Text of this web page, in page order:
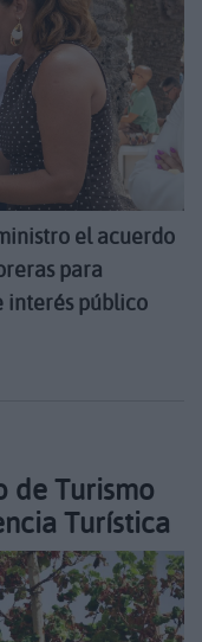
el acuerdo
para
interés público
de Turismo
Turística